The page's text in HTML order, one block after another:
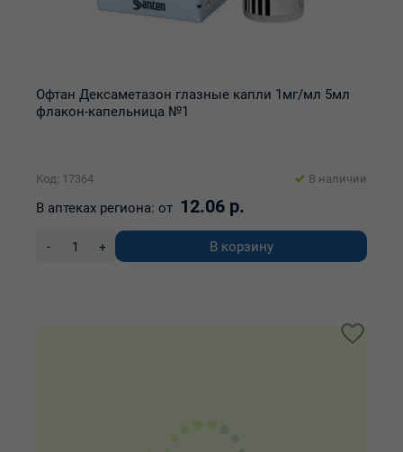
Офтан Дексаметазон глазные капли 1мг/мл 5мл
флакон-капельница №1
Код: 17364 В наличии
В аптеках региона: от 12.06 р.
- + В корзину